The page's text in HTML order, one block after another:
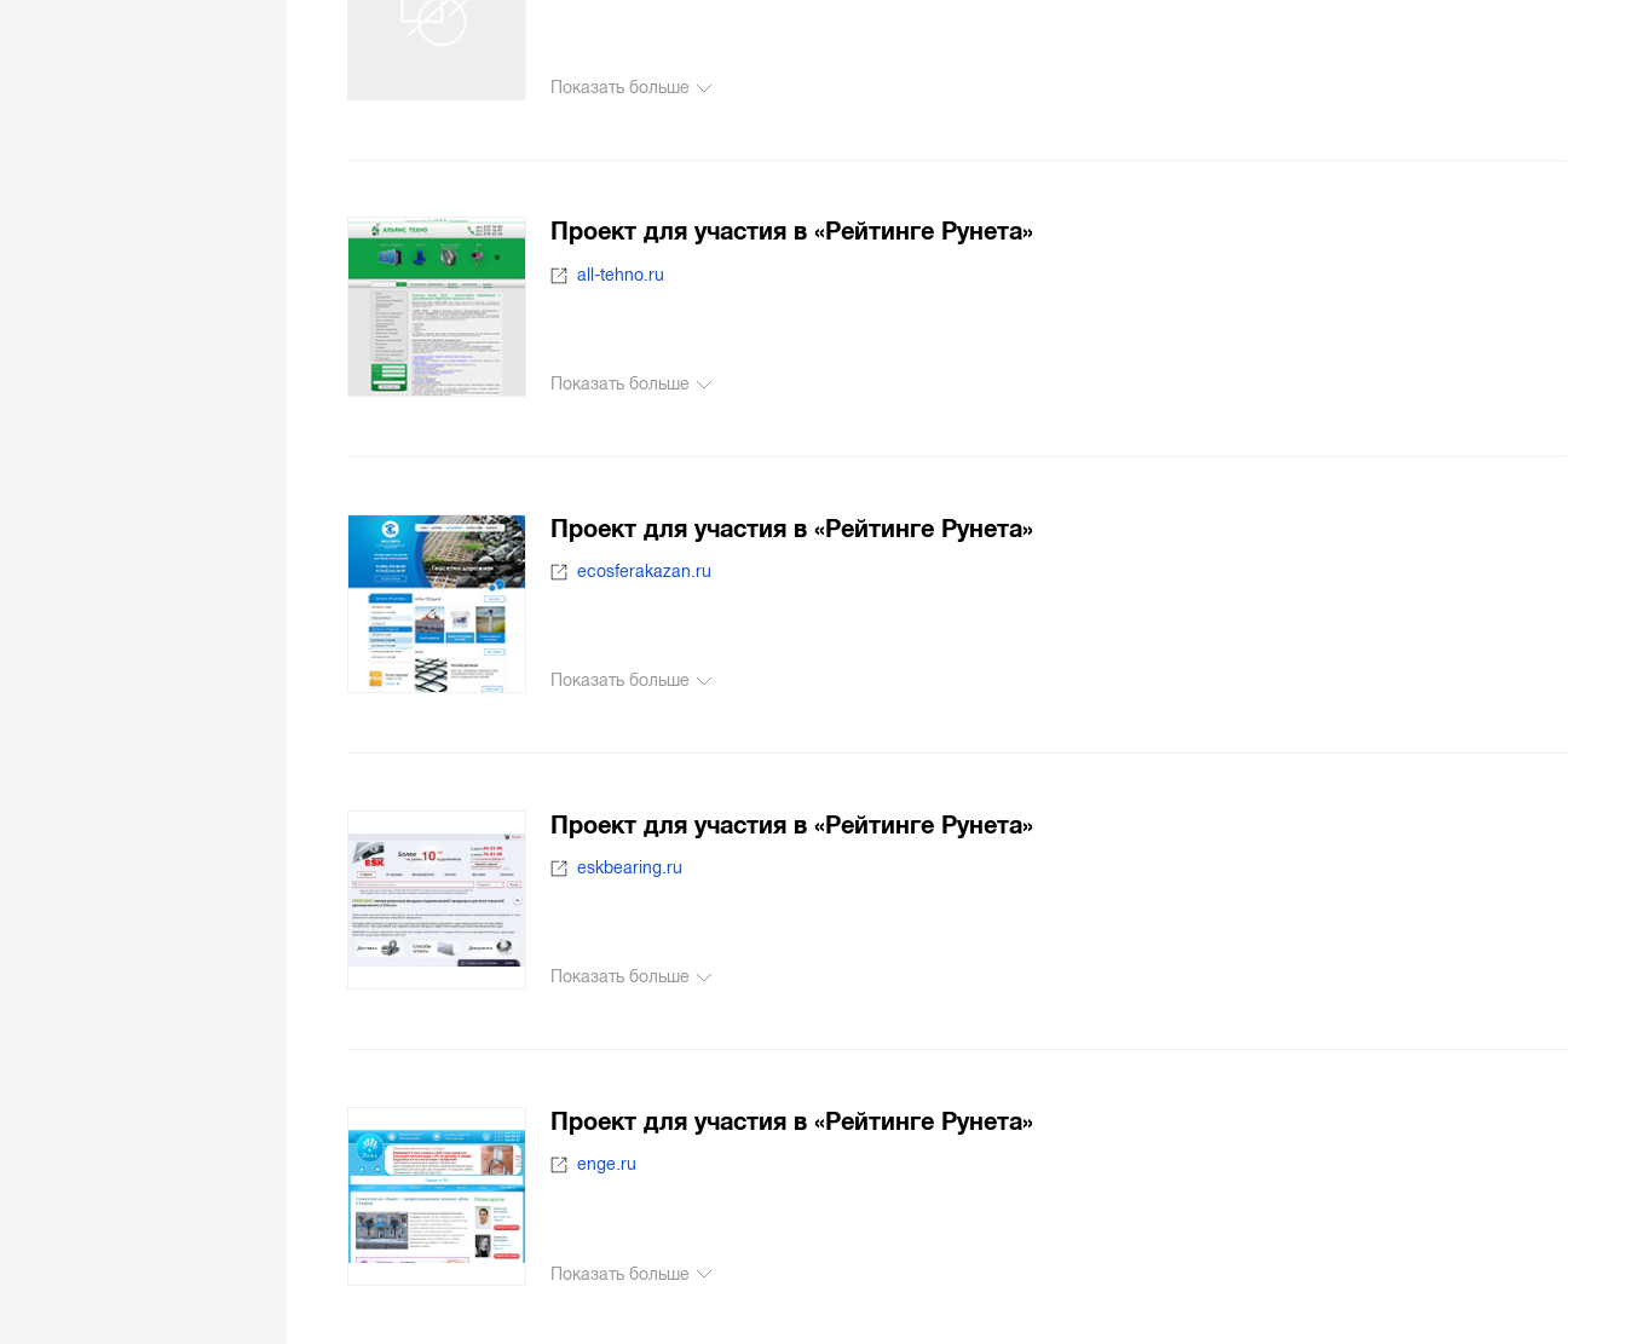
Показать больше
Проект для участия в «Рейтинге Рунета»
all-tehno.ru
Показать больше
Проект для участия в «Рейтинге Рунета»
ecosferakazan.ru
Показать больше
Проект для участия в «Рейтинге Рунета»
eskbearing.ru
Показать больше
Проект для участия в «Рейтинге Рунета»
enge.ru
Показать больше